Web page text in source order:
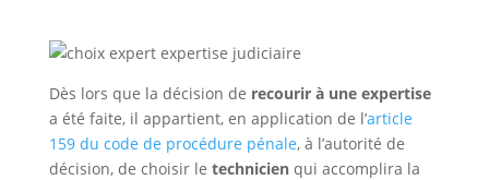
Dès lors que la décision de recourir à une expertise
a été faite, il appartient, en application de l’article
159 du code de procédure pénale, à l’autorité de
décision, de choisir le technicienqui accomplira la